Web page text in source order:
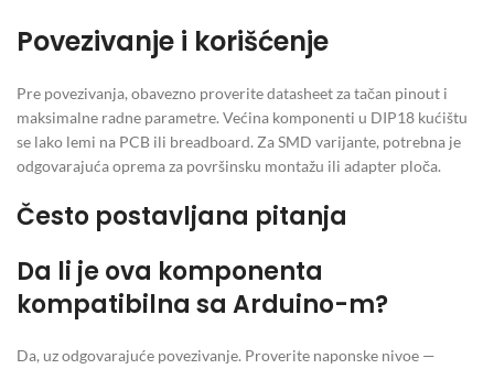
Povezivanje i korišćenje
Pre povezivanja, obavezno proverite datasheet za tačan pinout i
maksimalne radne parametre. Većina komponenti u DIP18 kućištu
se lako lemi na PCB ili breadboard. Za SMD varijante, potrebna je
odgovarajuća oprema za površinsku montažu ili adapter ploča.
Često postavljana pitanja
Da li je ova komponenta
kompatibilna sa Arduino-m?
Da, uz odgovarajuće povezivanje. Proverite naponske nivoe —